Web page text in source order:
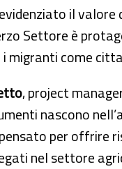
il
Settore è
migranti come
, project
nascono
per offrire
nel settore